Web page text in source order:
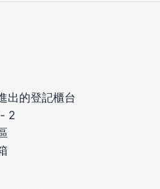
出的登記櫃台
2